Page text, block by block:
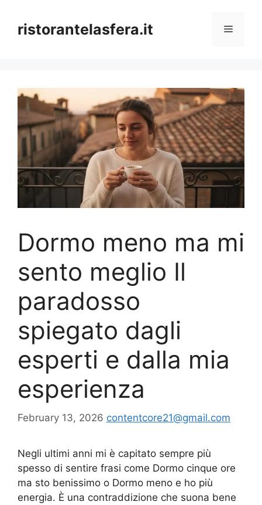
contentristorantelasfera.it Menu
Dormo meno ma mi
sento meglio Il
paradosso
spiegato dagli
esperti e dalla mia
esperienza
February 13, 2026 contentcore21@gmail.com
Negli ultimi anni mi è capitato sempre più
spesso di sentire frasi come Dormo cinque ore
ma sto benissimo o Dormo meno e ho più
energia. È una contraddizione che suona bene